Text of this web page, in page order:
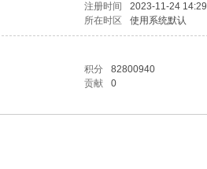
注册时间 2023-11-24 14:29
所在时区 使用系统默认
积分 82800940
贡献 0